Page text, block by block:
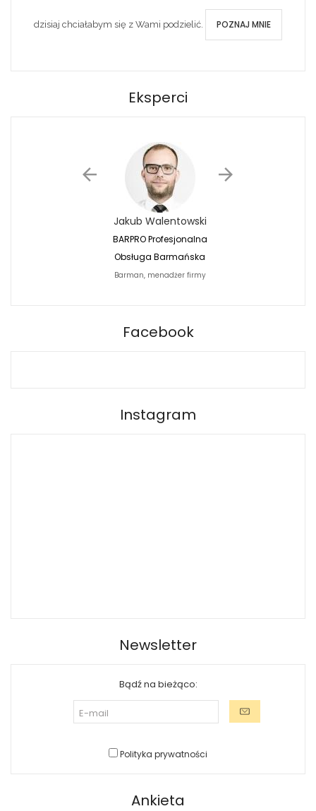
dzisiaj chciałabym się z Wami podzielić. POZNAJ MNIE
Eksperci
Jakub Walentowski
BARPRO Profesjonalna
Obsługa Barmańska
Barman, menadżer firmy
Facebook
Instagram
Newsletter
Bądź na bieżąco:
Polityka prywatności
Ankieta